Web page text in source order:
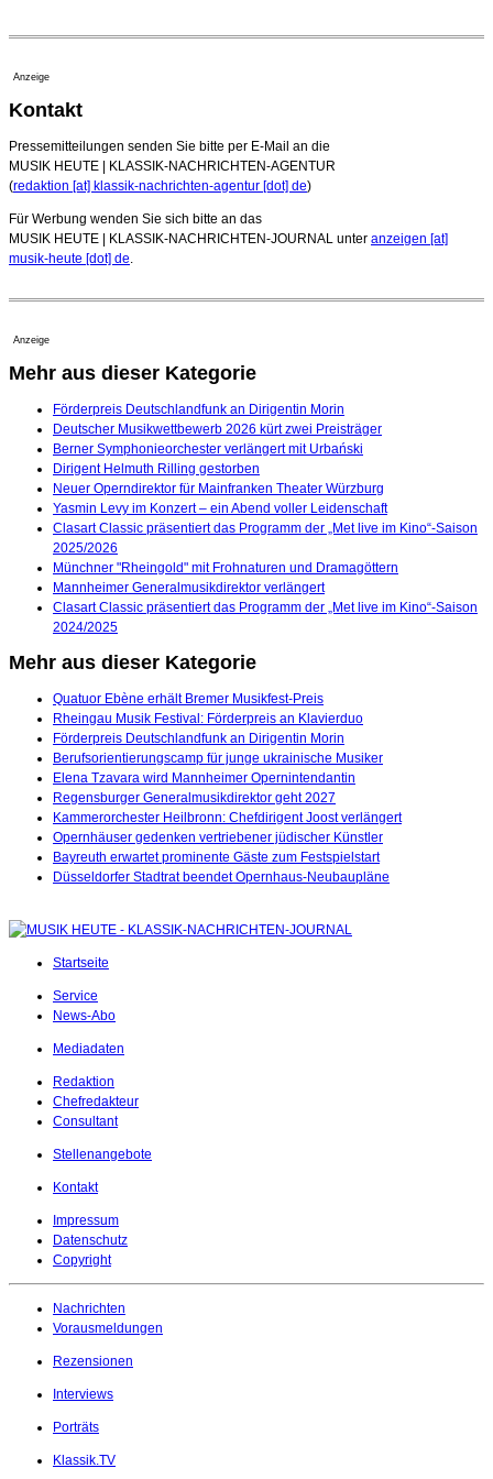
Anzeige
Kontakt
Pressemitteilungen senden Sie bitte per E-Mail an die
MUSIK HEUTE | KLASSIK-NACHRICHTEN-AGENTUR
(redaktion [at] klassik-nachrichten-agentur [dot] de)
Für Werbung wenden Sie sich bitte an das
MUSIK HEUTE | KLASSIK-NACHRICHTEN-JOURNAL unter anzeigen [at]
musik-heute [dot] de
Anzeige
Mehr aus dieser Kategorie
Förderpreis Deutschlandfunk an Dirigentin Morin
Deutscher Musikwettbewerb 2026 kürt zwei Preisträger
Berner Symphonieorchester verlängert mit Urbański
Dirigent Helmuth Rilling gestorben
Neuer Operndirektor für Mainfranken Theater Würzburg
Yasmin Levy im Konzert – ein Abend voller Leidenschaft
Clasart Classic präsentiert das Programm der „Met live im Kino“-Saison
2025/2026
Münchner "Rheingold" mit Frohnaturen und Dramagöttern
Mannheimer Generalmusikdirektor verlängert
Clasart Classic präsentiert das Programm der „Met live im Kino“-Saison
2024/2025
Mehr aus dieser Kategorie
Quatuor Ebène erhält Bremer Musikfest-Preis
Rheingau Musik Festival: Förderpreis an Klavierduo
Förderpreis Deutschlandfunk an Dirigentin Morin
Berufsorientierungscamp für junge ukrainische Musiker
Elena Tzavara wird Mannheimer Opernintendantin
Regensburger Generalmusikdirektor geht 2027
Kammerorchester Heilbronn: Chefdirigent Joost verlängert
Opernhäuser gedenken vertriebener jüdischer Künstler
Bayreuth erwartet prominente Gäste zum Festspielstart
Düsseldorfer Stadtrat beendet Opernhaus-Neubaupläne
Startseite
Service
News-Abo
Mediadaten
Redaktion
Chefredakteur
Consultant
Stellenangebote
Kontakt
Impressum
Datenschutz
Copyright
Nachrichten
Vorausmeldungen
Rezensionen
Interviews
Porträts
Klassik.TV